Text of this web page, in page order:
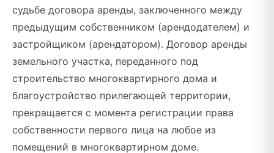
судьбе договора аренды, заключенного между
предыдущим собственником (арендодателем) и
застройщиком (арендатором). Договор аренды
земельного участка, переданного под
строительство многоквартирного дома и
благоустройство прилегающей территории,
прекращается с момента регистрации права
собственности первого лица на любое из
помещений в многоквартирном доме.